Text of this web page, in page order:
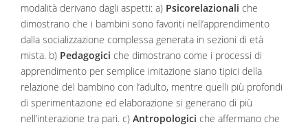
modalità derivano dagli aspetti: a) Psicorelazionali che
dimostrano che i bambini sono favoriti nell’apprendimento
dalla socializzazione complessa generata in sezioni di età
mista. b) Pedagogiciche dimostrano come i processi di
apprendimento per semplice imitazione siano tipici della
relazione del bambino con l’adulto, mentre quelli più profondi
di sperimentazione ed elaborazione si generano di più
nell’interazione tra pari. c)Antropologiciche affermano che